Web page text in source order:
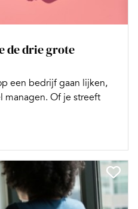
de drie grote
een bedrijf gaan lijken,
managen. Of je streeft